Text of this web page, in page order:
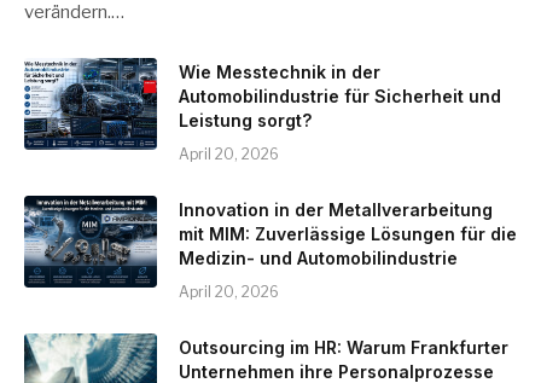
verändern.…
Wie Messtechnik in der
Automobilindustrie für Sicherheit und
Leistung sorgt?
April 20, 2026
Innovation in der Metallverarbeitung
mit MIM: Zuverlässige Lösungen für die
Medizin- und Automobilindustrie
April 20, 2026
Outsourcing im HR: Warum Frankfurter
Unternehmen ihre Personalprozesse